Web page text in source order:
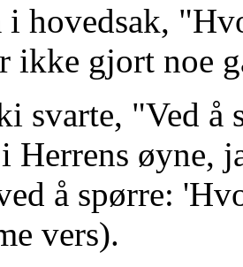
i hovedsak,
ikke gjort noe
svarte, "Ved å
Herrens øyne,
å spørre:
vers).